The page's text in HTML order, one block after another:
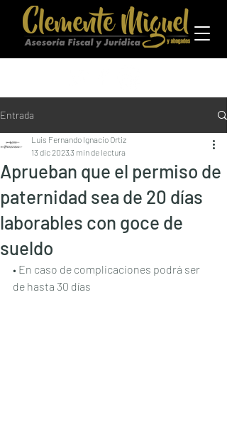
Entrada
Aprueban que el permiso de
paternidad sea de 20 días
laborables con goce de
sueldo
Luis Fernando Ignacio Ortiz
13 dic 20233 min de lectura
• En caso de complicaciones podrá ser
de hasta 30 días